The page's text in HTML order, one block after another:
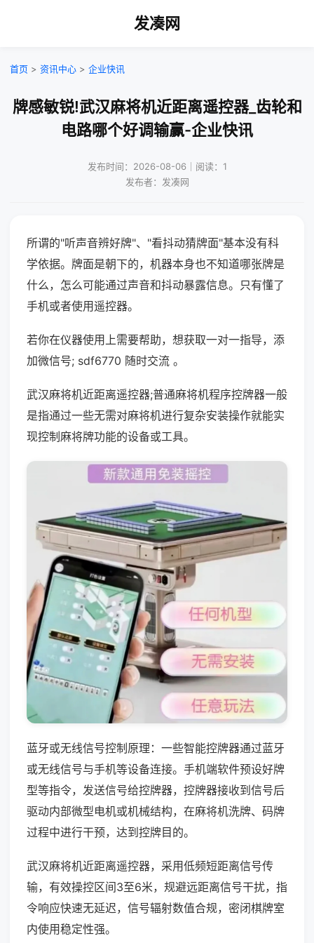
发凑网
首页 > 资讯中心 > 企业快讯
牌感敏锐!武汉麻将机近距离遥控器_齿轮和
电路哪个好调输赢-企业快讯
发布时间：2026-08-06｜阅读：1
发布者：发凑网
所谓的"听声音辨好牌"、"看抖动猜牌面"基本没有科
学依据。牌面是朝下的，机器本身也不知道哪张牌是
什么，怎么可能通过声音和抖动暴露信息。只有懂了
手机或者使用遥控器。
若你在仪器使用上需要帮助，想获取一对一指导，添
加微信号; sdf6770 随时交流 。
武汉麻将机近距离遥控器;普通麻将机程序控牌器一般
是指通过一些无需对麻将机进行复杂安装操作就能实
现控制麻将牌功能的设备或工具。
蓝牙或无线信号控制原理：一些智能控牌器通过蓝牙
或无线信号与手机等设备连接。手机端软件预设好牌
型等指令，发送信号给控牌器，控牌器接收到信号后
驱动内部微型电机或机械结构，在麻将机洗牌、码牌
过程中进行干预，达到控牌目的。
武汉麻将机近距离遥控器，采用低频短距离信号传
输，有效操控区间3至6米，规避远距离信号干扰，指
令响应快速无延迟，信号辐射数值合规，密闭棋牌室
内使用稳定性强。